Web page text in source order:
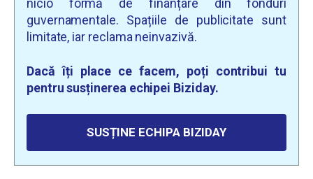
guvernamentale. Spațiile de publicitate sunt
limitate, iar reclama neinvazivă.
Dacă îți place ce facem, poți contribui tu
pentru susținerea echipei Biziday.
SUSȚINE ECHIPA BIZIDAY